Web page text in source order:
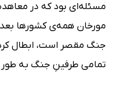
مسئله‌ای بود که در
مورخان همه‌ی کشورها
جنگ مقصر است، ابطال
تمامی طرفینِ جنگ به طور